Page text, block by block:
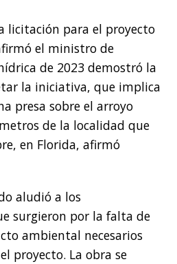
licitación para el proyecto
el ministro de
de 2023 demostró la
la iniciativa, que implica
presa sobre el arroyo
de la localidad que
en Florida, afirmó
aludió a los
surgieron por la falta de
ambiental necesarios
proyecto. La obra se